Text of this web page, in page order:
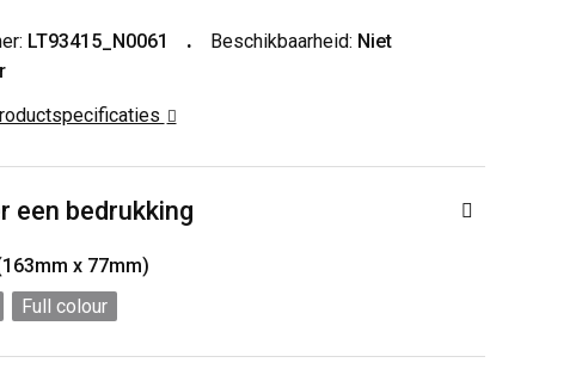
LT93415_N0061 Beschikbaarheid: Niet
een bedrukking
x 77mm)
Full colour